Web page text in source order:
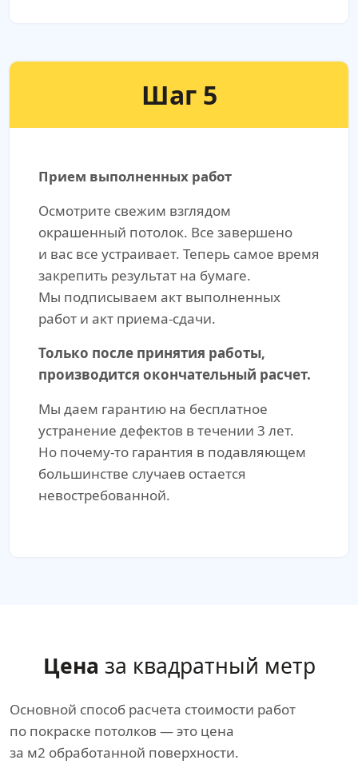
Шаг 5
Прием выполненных работ
Осмотрите свежим взглядом
окрашенный потолок. Все завершено
и вас все устраивает. Теперь самое время
закрепить результат на бумаге.
Мы подписываем акт выполненных
работ и акт приема-сдачи.
Только после принятия работы,
производится окончательный расчет.
Мы даем гарантию на бесплатное
устранение дефектов в течении 3 лет.
Но почему-то гарантия в подавляющем
большинстве случаев остается
невостребованной.
Цена за квадратный метр
Основной способ расчета стоимости работ
по покраске потолков — это цена
за м2 обработанной поверхности.